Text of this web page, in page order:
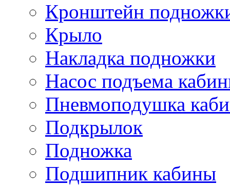
Кронштейн
Крыло
Накладка подножки
Насос подъема
Пневмоподушка
Подкрылок
Подножка
Подшипник кабины